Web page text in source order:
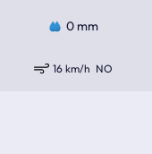
0 mm
16 km/h NO